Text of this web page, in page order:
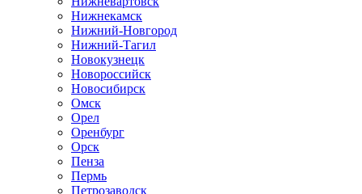
Нижнекамск
Нижний-Новгород
Нижний-Тагил
Новокузнецк
Новороссийск
Новосибирск
Омск
Орел
Оренбург
Орск
Пенза
Пермь
Петрозаводск